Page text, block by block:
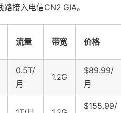
接入电信CN2 GIA。
流量 带宽 价格
0.5T/
月
1.2G
$89.99/
月
$155.99/